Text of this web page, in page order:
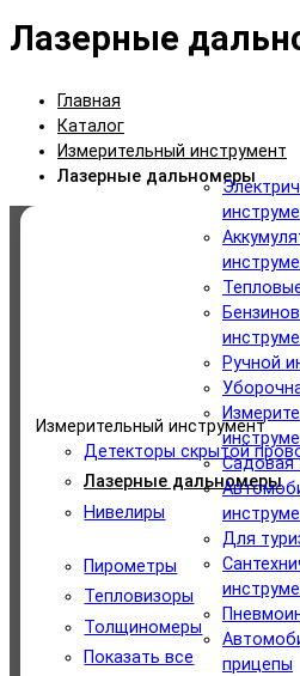
Лазерные
Главная
Каталог
Измерительный инструмент
Ручной
Садовая
Для
прицепы
Лазерные дальномеры
Электрический
Аккумуляторный
Тепловые пушки
Бензиновый инструмент
Ручной инструмент
Уборочная техника
Измерительный
Измерительный инструмент
Детекторы скрытой
Лазерные дальномеры
Нивелиры
Пирометры
Тепловизоры
Толщиномеры
Показать все